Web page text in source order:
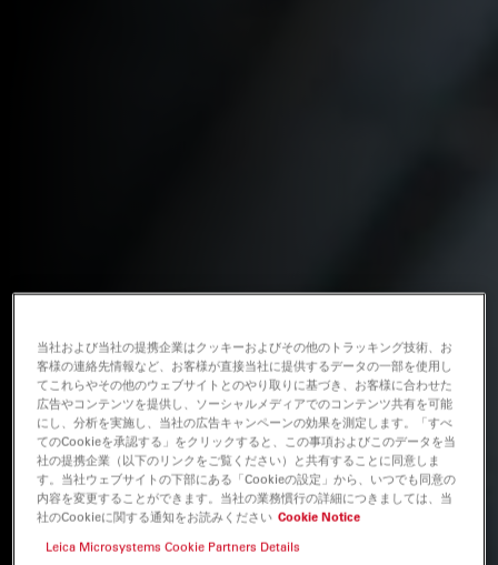
当社および当社の提携企業はクッキーおよびその他のトラッキング技術、お
客様の連絡先情報など、お客様が直接当社に提供するデータの一部を使用し
てこれらやその他のウェブサイトとのやり取りに基づき、お客様に合わせた
広告やコンテンツを提供し、ソーシャルメディアでのコンテンツ共有を可能
にし、分析を実施し、当社の広告キャンペーンの効果を測定します。「すべ
てのCookieを承認する」をクリックすると、この事項およびこのデータを当
社の提携企業（以下のリンクをご覧ください）と共有することに同意しま
す。当社ウェブサイトの下部にある「Cookieの設定」から、いつでも同意の
内容を変更することができます。当社の業務慣行の詳細につきましては、当
社のCookieに関する通知をお読みください Cookie Notice
Leica Microsystems Cookie Partners Details